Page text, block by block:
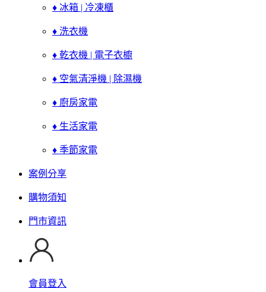
♦ 冰箱 | 冷凍櫃
♦ 洗衣機
♦ 乾衣機 | 電子衣櫥
♦ 空氣清淨機 | 除濕機
♦ 廚房家電
♦ 生活家電
♦ 季節家電
案例分享
購物須知
門市資訊
會員登入